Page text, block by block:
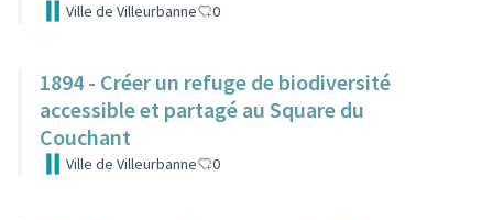
Ville de Villeurbanne 0
1894 - Créer un refuge de biodiversité
accessible et partagé au Square du
Couchant
Ville de Villeurbanne 0